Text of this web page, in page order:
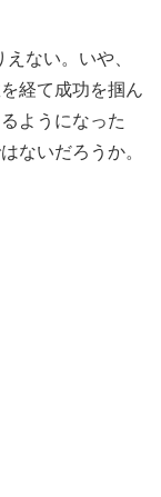
ない。いや、
経て成功を掴ん
ようになった
ないだろうか。